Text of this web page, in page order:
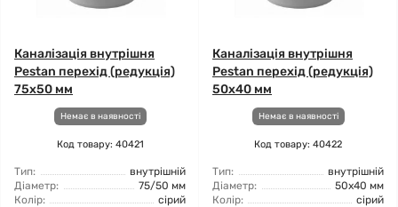
Каналізація внутрішня
Pestan перехід (редукція)
75х50 мм
Немає в наявності
Код товару: 40421
Тип:
внутрішній
Діаметр:
75/50 мм
Колір:
сірий
Каналізація внутрішня
Pestan перехід (редукція)
50x40 мм
Немає в наявності
Код товару: 40422
Тип:
внутрішній
Діаметр:
50x40 мм
Колір:
сірий